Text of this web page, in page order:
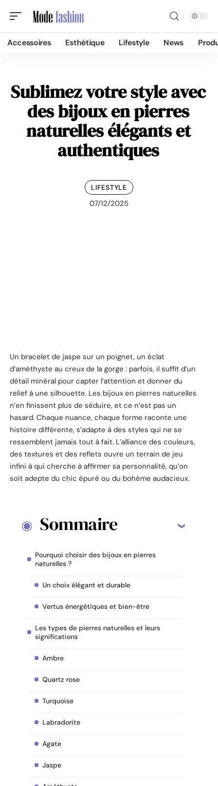
Accessoires Esthétique Lifestyle News
Sublimez votre style avec
des bijoux en pierres
naturelles élégants et
authentiques
LIFESTYLE
07/12/2025
Un bracelet de jaspe sur un poignet, un éclat
d’améthyste au creux de la gorge : parfois, il suffit d’un
détail minéral pour capter l’attention et donner du
relief à une silhouette. Les bijoux en pierres naturelles
n’en finissent plus de séduire, et ce n’est pas un
hasard. Chaque nuance, chaque forme raconte une
histoire différente, s’adapte à des styles qui ne se
ressemblent jamais tout à fait. L’alliance des couleurs,
des textures et des reflets ouvre un terrain de jeu
infini à qui cherche à affirmer sa personnalité, qu’on
soit adepte du chic épuré ou du bohème audacieux.
Sommaire
Pourquoi choisir des bijoux en pierres
naturelles ?
Un choix élégant et durable
Vertus énergétiques et bien-être
Les types de pierres naturelles et leurs
significations
Ambre
Quartz rose
Turquoise
Labradorite
Agate
Jaspe